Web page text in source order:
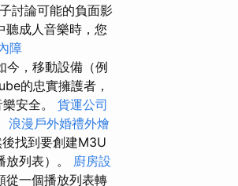
討論可能的負面影
聽成人音樂時，您
障
今，移動設備（例
的忠實擁護者，
安全。 貨運公司
浪漫戶外婚禮外燴
找到要創建M3U
列表）。 廚房設
從一個播放列表轉